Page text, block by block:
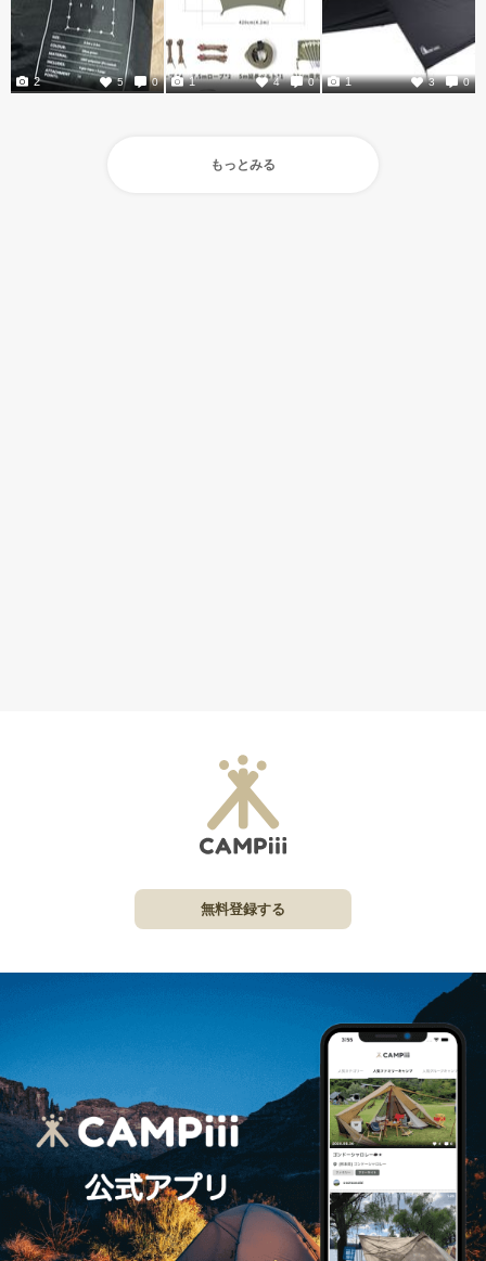
5 0
2 4 0
1 3 0
1
もっとみる
無料登録する